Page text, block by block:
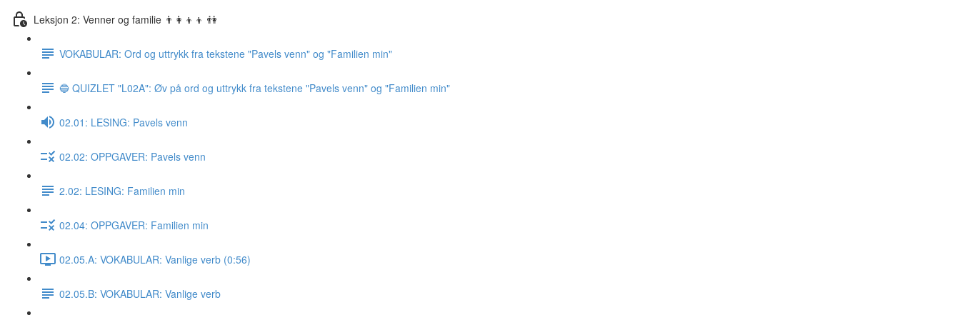
Leksjon 2: Venner og familie 👨‍👩‍👦‍👦 👫
VOKABULAR: Ord og uttrykk fra tekstene "Pavels venn" og "Familien min"
🔵 QUIZLET "L02A": Øv på ord og uttrykk fra tekstene "Pavels venn" og "Familien min"
02.01: LESING: Pavels venn
02.02: OPPGAVER: Pavels venn
2.02: LESING: Familien min
02.04: OPPGAVER: Familien min
02.05.A: VOKABULAR: Vanlige verb (0:56)
02.05.B: VOKABULAR: Vanlige verb